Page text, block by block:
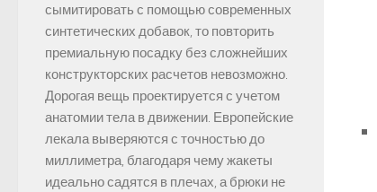
сымитировать с помощью современных
синтетических добавок, то повторить
премиальную посадку без сложнейших
конструкторских расчетов невозможно.
Дорогая вещь проектируется с учетом
анатомии тела в движении. Европейские
лекала выверяются с точностью до
миллиметра, благодаря чему жакеты
идеально садятся в плечах, а брюки не